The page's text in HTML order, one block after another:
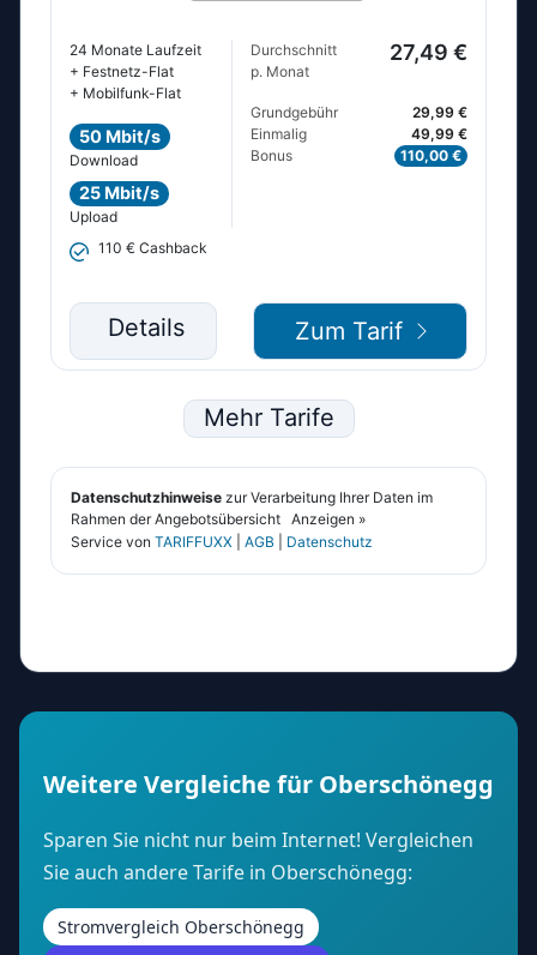
Weitere Vergleiche für Oberschönegg
Sparen Sie nicht nur beim Internet! Vergleichen
Sie auch andere Tarife in Oberschönegg:
Stromvergleich Oberschönegg